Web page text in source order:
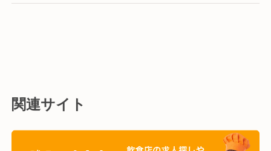
関連サイト